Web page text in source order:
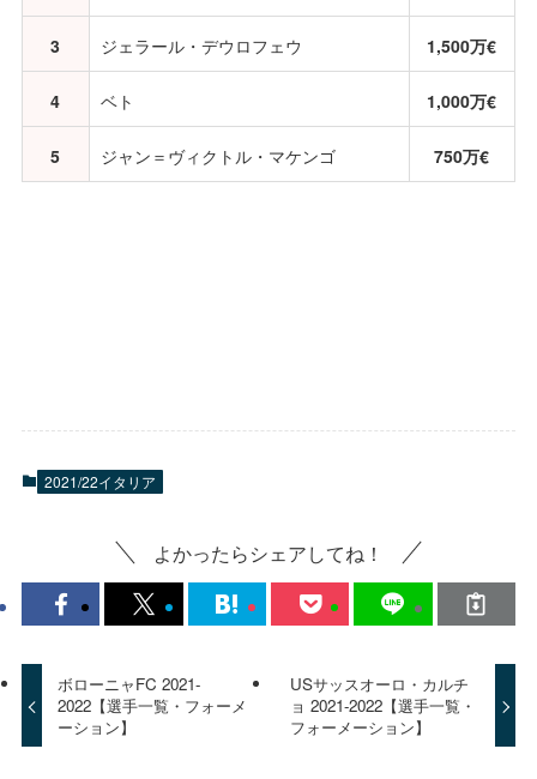
3 ジェラール・デウロフェウ 1,500万€
4 ベト 1,000万€
5 ジャン＝ヴィクトル・マケンゴ 750万€
2021/22イタリア
よかったらシェアしてね！
ボローニャFC 2021-
2022【選手一覧・フォーメ
ーション】
USサッスオーロ・カルチ
ョ 2021-2022【選手一覧・
フォーメーション】